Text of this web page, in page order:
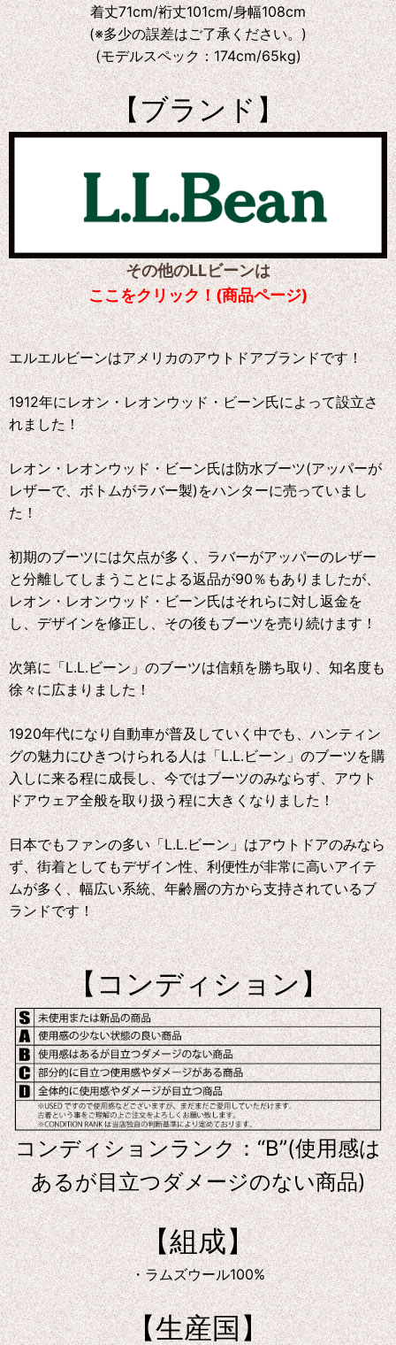
着丈71cm/裄丈101cm/身幅108cm
(※多少の誤差はご了承ください。)
(モデルスペック：174cm/65kg)
【ブランド】
その他のLLビーンは
ここをクリック！(商品ページ)
エルエルビーンはアメリカのアウトドアブランドです！
1912年にレオン・レオンウッド・ビーン氏によって設立さ
れました！
レオン・レオンウッド・ビーン氏は防水ブーツ(アッパーが
レザーで、ボトムがラバー製)をハンターに売っていまし
た！
初期のブーツには欠点が多く、ラバーがアッパーのレザー
と分離してしまうことによる返品が90％もありましたが、
レオン・レオンウッド・ビーン氏はそれらに対し返金を
し、デザインを修正し、その後もブーツを売り続けます！
次第に「L.L.ビーン」のブーツは信頼を勝ち取り、知名度も
徐々に広まりました！
1920年代になり自動車が普及していく中でも、ハンティン
グの魅力にひきつけられる人は「L.L.ビーン」のブーツを購
入しに来る程に成長し、今ではブーツのみならず、アウト
ドアウェア全般を取り扱う程に大きくなりました！
日本でもファンの多い「L.L.ビーン」はアウトドアのみなら
ず、街着としてもデザイン性、利便性が非常に高いアイテ
ムが多く、幅広い系統、年齢層の方から支持されているブ
ランドです！
【コンディション】
コンディションランク：“B”(使用感は
あるが目立つダメージのない商品)
【組成】
・ラムズウール100%
【生産国】